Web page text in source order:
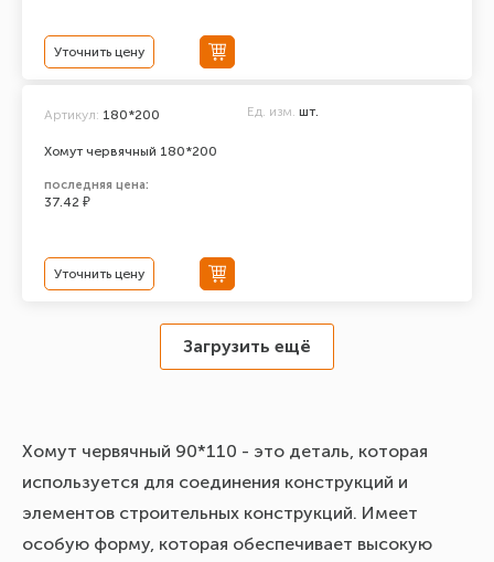
Уточнить цену
Хомут червячный 180*200
Артикул: 180*200 Ед. изм. шт.
последняя цена:
37.42 ₽
Уточнить цену
Загрузить ещё
Хомут червячный 90*110 - это деталь, которая
используется для соединения конструкций и
элементов строительных конструкций. Имеет
особую форму, которая обеспечивает высокую